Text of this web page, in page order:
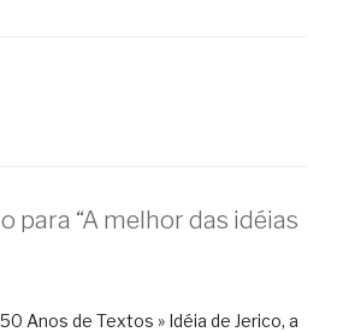
para “A melhor das idéias
50 Anos de Textos » Idéia de Jerico, a